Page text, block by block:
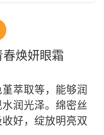
焕妍眼霜
萃取等，能够润
润光泽。绵密丝
好，绽放明亮双